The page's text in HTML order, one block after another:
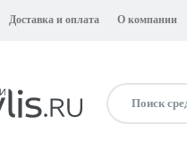
Доставка и оплата О компании